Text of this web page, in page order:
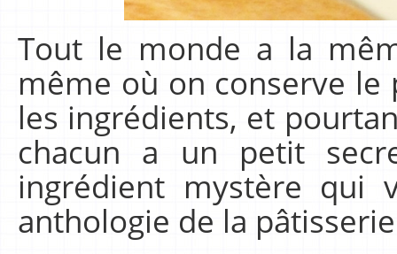
Tout le monde a la
même où on conserve
les ingrédients, et
chacun a un petit
ingrédient mystère qui
anthologie de la